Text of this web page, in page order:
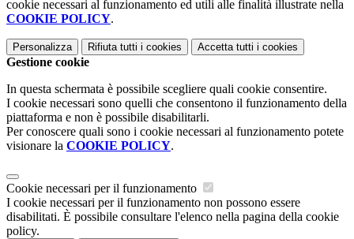
cookie necessari al funzionamento ed utili alle finalità illustrate nella
COOKIE POLICY.
Personalizza Rifiuta tutti i cookies Accetta tutti i cookies
Gestione cookie
In questa schermata è possibile scegliere quali cookie consentire.
I cookie necessari sono quelli che consentono il funzionamento della
piattaforma e non è possibile disabilitarli.
Per conoscere quali sono i cookie necessari al funzionamento potete
visionare la COOKIE POLICY.
Cookie necessari per il funzionamento
I cookie necessari per il funzionamento non possono essere
disabilitati. È possibile consultare l'elenco nella pagina della cookie
policy.